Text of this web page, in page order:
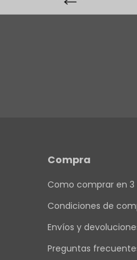
Compra
Como comprar en 3
Condiciones de
Envíos y
Preguntas